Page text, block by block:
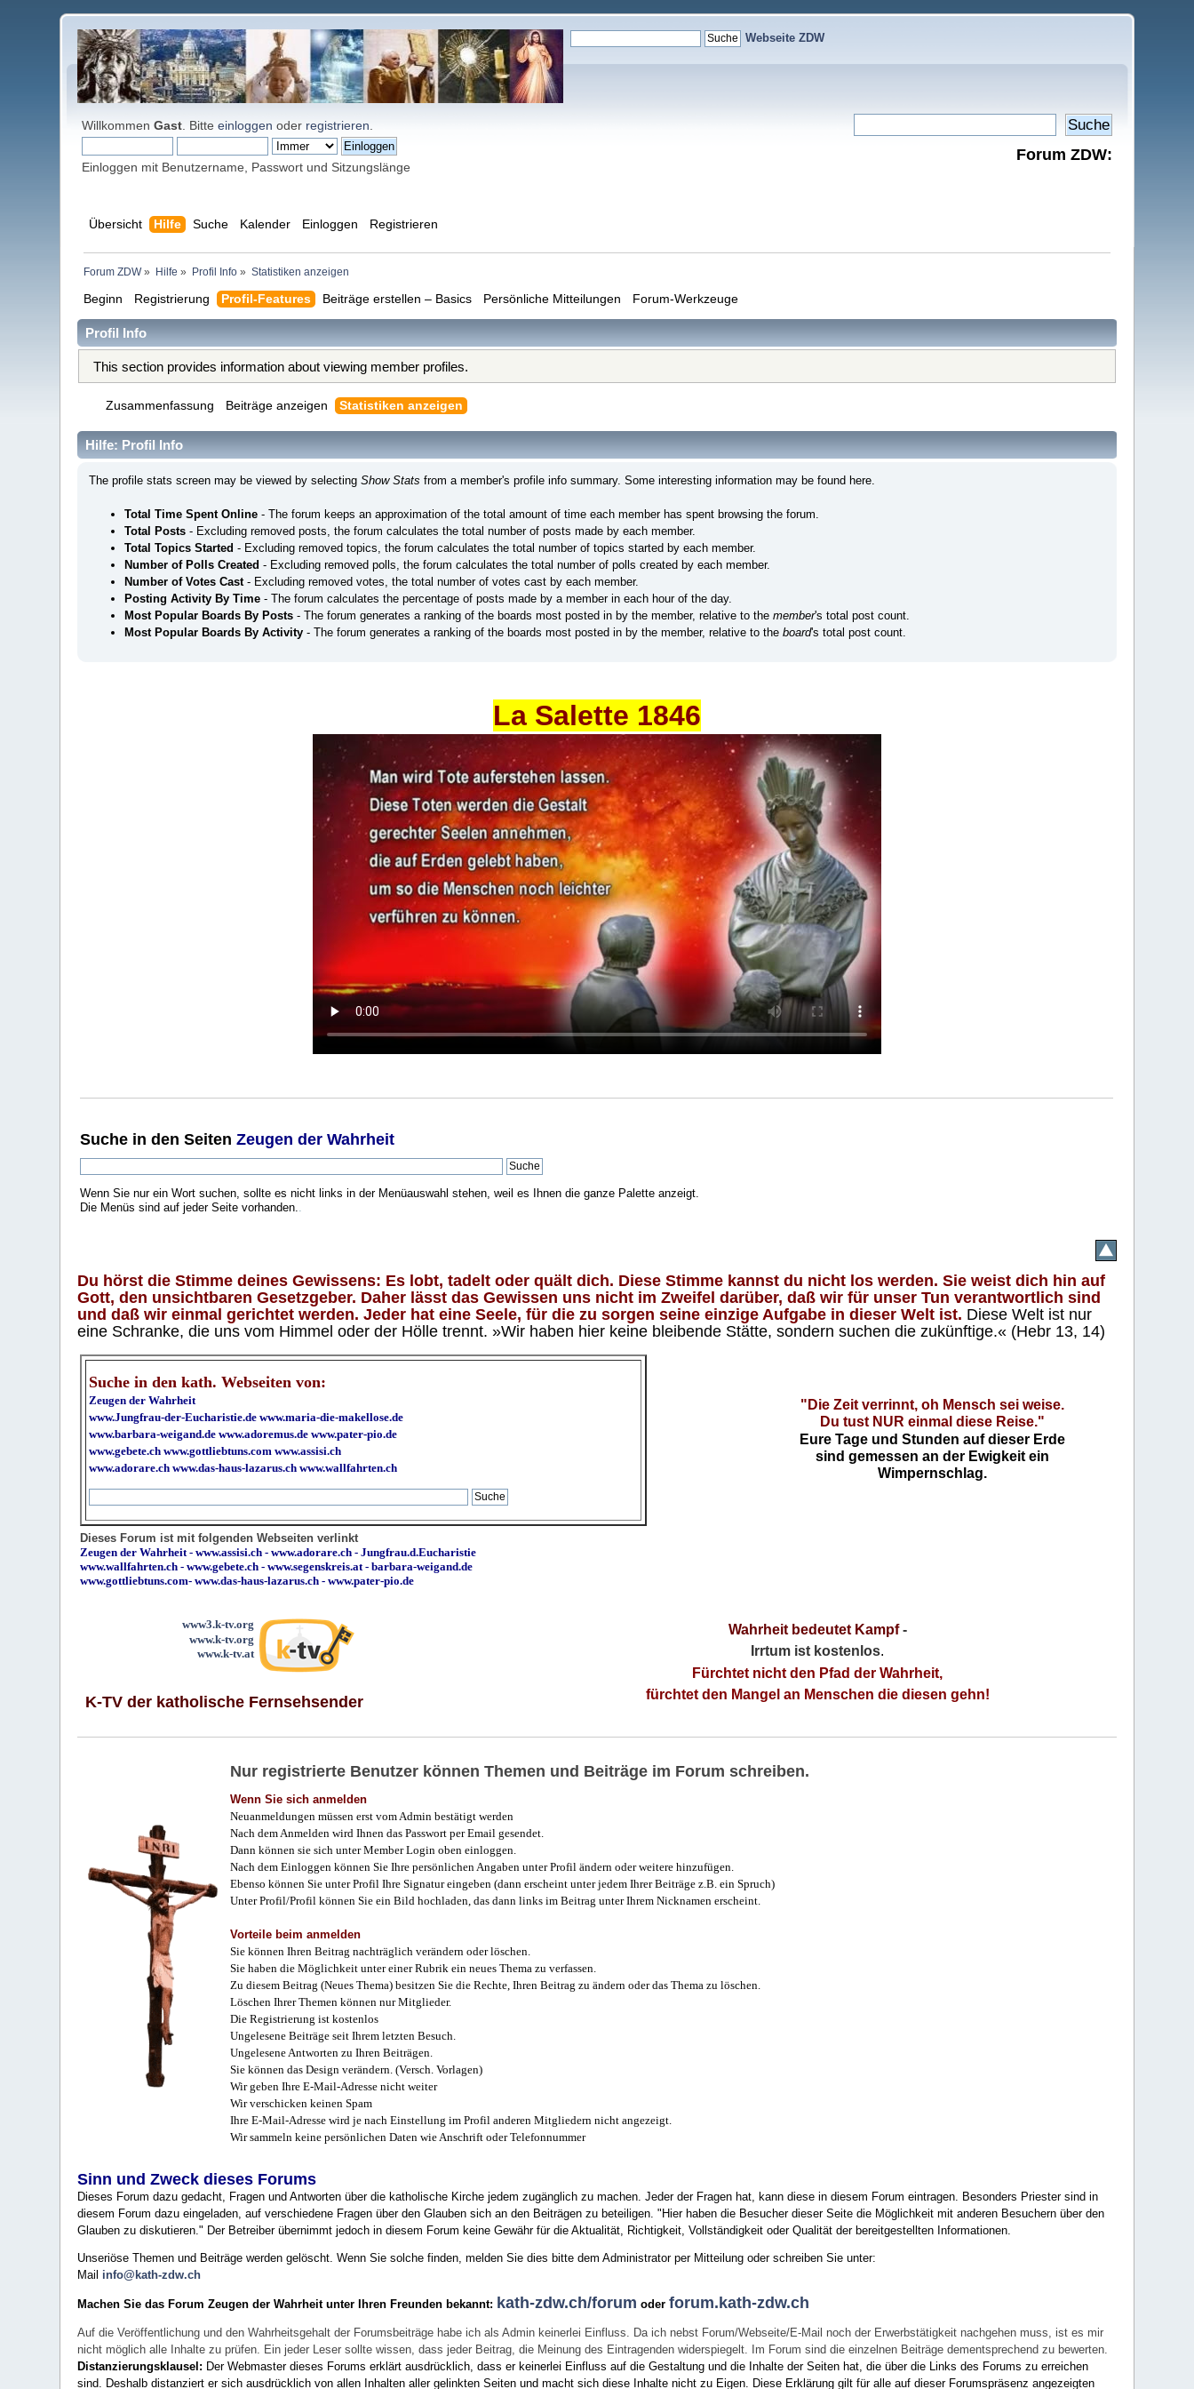
Webseite ZDW
WillkommenGast . Bitteeinloggen oder registrieren
Einloggen mit Benutzername, Passwort und Sitzungslänge
Forum ZDW:
Übersicht Hilfe Suche Kalender Einloggen Registrieren
Forum ZDW» Hilfe » Profil Info» Statistiken anzeigen
Beginn Registrierung Profil-Features Beiträge erstellen – Basics Persönliche Mitteilungen Forum-Werkzeuge
Profil Info
This section provides information about viewing member profiles.
Zusammenfassung Beiträge anzeigen Statistiken anzeigen
Hilfe: Profil Info
The profile stats screen may be viewed by selecting Show Stats from a member's profile info summary. Some interesting information may be found here.
Total Time Spent Online - The forum keeps an approximation of the total amount of time each member has spent browsing the forum.
Total Posts - Excluding removed posts, the forum calculates the total number of posts made by each member.
Total Topics Started - Excluding removed topics, the forum calculates the total number of topics started by each member.
Number of Polls Created - Excluding removed polls, the forum calculates the total number of polls created by each member.
Number of Votes Cast- Excluding removed votes, the total number of votes cast by each member.
Posting Activity By Time - The forum calculates the percentage of posts made by a member in each hour of the day.
Most Popular Boards By Posts - The forum generates a ranking of the boards most posted in by the member, relative to the member's total post count.
Most Popular Boards By Activity - The forum generates a ranking of the boards most posted in by the member, relative to the board's total post count.
La Salette 1846
Suche in den SeitenZeugen der Wahrheit
Wenn Sie nur ein Wort suchen, sollte es nicht links in der Menüauswahl stehen, weil es Ihnen die ganze Palette anzeigt.
Die Menüs sind auf jeder Seite vorhanden.
Du hörst die Stimme deines Gewissens: Es lobt, tadelt oder quält dich. Diese Stimme kannst du nicht los werden. Sie weist dich hin auf
Gott, den unsichtbaren Gesetzgeber. Daher lässt das Gewissen uns nicht im Zweifel darüber, daß wir für unser Tun verantwortlich sind
und daß wir einmal gerichtet werden. Jeder hat eine Seele, für die zu sorgen seine einzige Aufgabe in dieser Welt ist. Diese Welt ist nur
eine Schranke, die uns vom Himmel oder der Hölle trennt. »Wir haben hier keine bleibende Stätte, sondern suchen die zukünftige.« (Hebr 13, 14)
Suche in den kath. Webseiten von:
Zeugen der Wahrheit
www.Jungfrau-der-Eucharistie.de www.maria-die-makellose.de
www.barbara-weigand.de www.adoremus.de www.pater-pio.de
www.gebete.ch www.gottliebtuns.com www.assisi.ch
www.adorare.ch www.das-haus-lazarus.ch www.wallfahrten.ch
"Die Zeit verrinnt, oh Mensch sei weise.
Du tust NUR einmal diese Reise."
Eure Tage und Stunden auf dieser Erde
sind gemessen an der Ewigkeit ein
Wimpernschlag.
Dieses Forum ist mit folgenden Webseiten verlinkt
Zeugen der Wahrheit -www.assisi.ch -www.adorare.ch -Jungfrau.d.Eucharistie
www.wallfahrten.ch -www.gebete.ch -www.segenskreis.at -barbara-weigand.de
www.gottliebtuns.com-www.das-haus-lazarus.ch - www.pater-pio.de
www3.k-tv.org
www.k-tv.org
www.k-tv.at
K-TV der katholische Fernsehsender
Wahrheit bedeutet Kampf-
Irrtum ist kostenlos.
Fürchtet nicht den Pfad der Wahrheit,
fürchtet den Mangel an Menschen die diesen gehn!
Nur registrierte Benutzer können Themen und Beiträge im Forum schreiben.
Wenn Sie sich anmelden
Neuanmeldungen müssen erst vom Admin bestätigt werden
Nach dem Anmelden wird Ihnen das Passwort per Email gesendet.
Dann können sie sich unter Member Login oben einloggen.
Nach dem Einloggen können Sie Ihre persönlichen Angaben unter Profil ändern oder weitere hinzufügen.
Ebenso können Sie unter Profil Ihre Signatur eingeben (dann erscheint unter jedem Ihrer Beiträge z.B. ein Spruch)
Unter Profil/Profil können Sie ein Bild hochladen, das dann links im Beitrag unter Ihrem Nicknamen erscheint.
Vorteile beim anmelden
Sie können Ihren Beitrag nachträglich verändern oder löschen.
Sie haben die Möglichkeit unter einer Rubrik ein neues Thema zu verfassen.
Zu diesem Beitrag (Neues Thema) besitzen Sie die Rechte, Ihren Beitrag zu ändern oder das Thema zu löschen.
Löschen Ihrer Themen können nur Mitglieder.
Die Registrierung ist kostenlos
Ungelesene Beiträge seit Ihrem letzten Besuch.
Ungelesene Antworten zu Ihren Beiträgen.
Sie können das Design verändern. (Versch. Vorlagen)
Wir geben Ihre E-Mail-Adresse nicht weiter
Wir verschicken keinen Spam
Ihre E-Mail-Adresse wird je nach Einstellung im Profil anderen Mitgliedern nicht angezeigt.
Wir sammeln keine persönlichen Daten wie Anschrift oder Telefonnummer
Sinn und Zweck dieses Forums
Dieses Forum dazu gedacht, Fragen und Antworten über die katholische Kirche jedem zugänglich zu machen. Jeder der Fragen hat, kann diese in diesem Forum eintragen. Besonders Priester sind in
diesem Forum dazu eingeladen, auf verschiedene Fragen über den Glauben sich an den Beiträgen zu beteiligen. "Hier haben die Besucher dieser Seite die Möglichkeit mit anderen Besuchern über den
Glauben zu diskutieren." Der Betreiber übernimmt jedoch in diesem Forum keine Gewähr für die Aktualität, Richtigkeit, Vollständigkeit oder Qualität der bereitgestellten Informationen.
Unseriöse Themen und Beiträge werden gelöscht. Wenn Sie solche finden, melden Sie dies bitte dem Administrator per Mitteilung oder schreiben Sie unter:
Mail info@kath-zdw.ch
Machen Sie das Forum Zeugen der Wahrheit unter Ihren Freunden bekannt: kath-zdw.ch/forum oderforum.kath-zdw.ch
Auf die Veröffentlichung und den Wahrheitsgehalt der Forumsbeiträge habe ich als Admin keinerlei Einfluss. Da ich nebst Forum/Webseite/E-Mail noch der Erwerbstätigkeit nachgehen muss, ist es mir
nicht möglich alle Inhalte zu prüfen. Ein jeder Leser sollte wissen, dass jeder Beitrag, die Meinung des Eintragenden widerspiegelt. Im Forum sind die einzelnen Beiträge dementsprechend zu bewerten.
Distanzierungsklausel: Der Webmaster dieses Forums erklärt ausdrücklich, dass er keinerlei Einfluss auf die Gestaltung und die Inhalte der Seiten hat, die über die Links des Forums zu erreichen
sind. Deshalb distanziert er sich ausdrücklich von allen Inhalten aller gelinkten Seiten und macht sich diese Inhalte nicht zu Eigen.
Diese Erklärung gilt für alle auf dieser Forumspräsenz angezeigten